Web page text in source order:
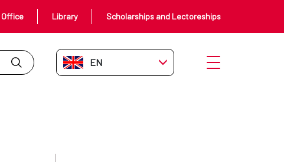
con el saneamiento
Library Scholarships and Lectoreships
EN-GB Open menu